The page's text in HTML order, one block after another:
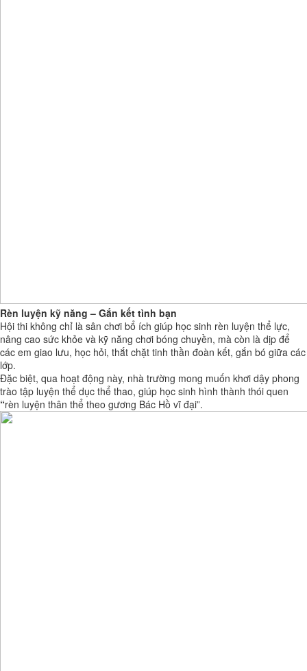
Rèn luyện kỹ năng – Gắn kết tình bạn
Hội thi không chỉ là sân chơi bổ ích giúp học sinh rèn luyện thể lực,
nâng cao sức khỏe và kỹ năng chơi bóng chuyền, mà còn là dịp để
các em giao lưu, học hỏi, thắt chặt tinh thần đoàn kết, gắn bó giữa các
lớp.
Đặc biệt, qua hoạt động này, nhà trường mong muốn khơi dậy phong
trào tập luyện thể dục thể thao, giúp học sinh hình thành thói quen
“rèn luyện thân thể theo gương Bác Hồ vĩ đại”.